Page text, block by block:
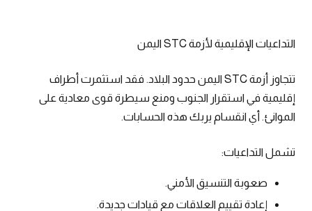
التداعيات الإقليمية لأزمة STC اليمن
تتجاوز أزمة STC اليمن حدود البلاد. فقد استثمرت أطراف
إقليمية في استقرار الجنوب ومنع سيطرة قوى معادية على
الموانئ. أي انقسام يربك هذه الحسابات.
تشمل التداعيات:
صعوبة التنسيق الأمني.
إعادة تقييم العلاقات مع قيادات جديدة.